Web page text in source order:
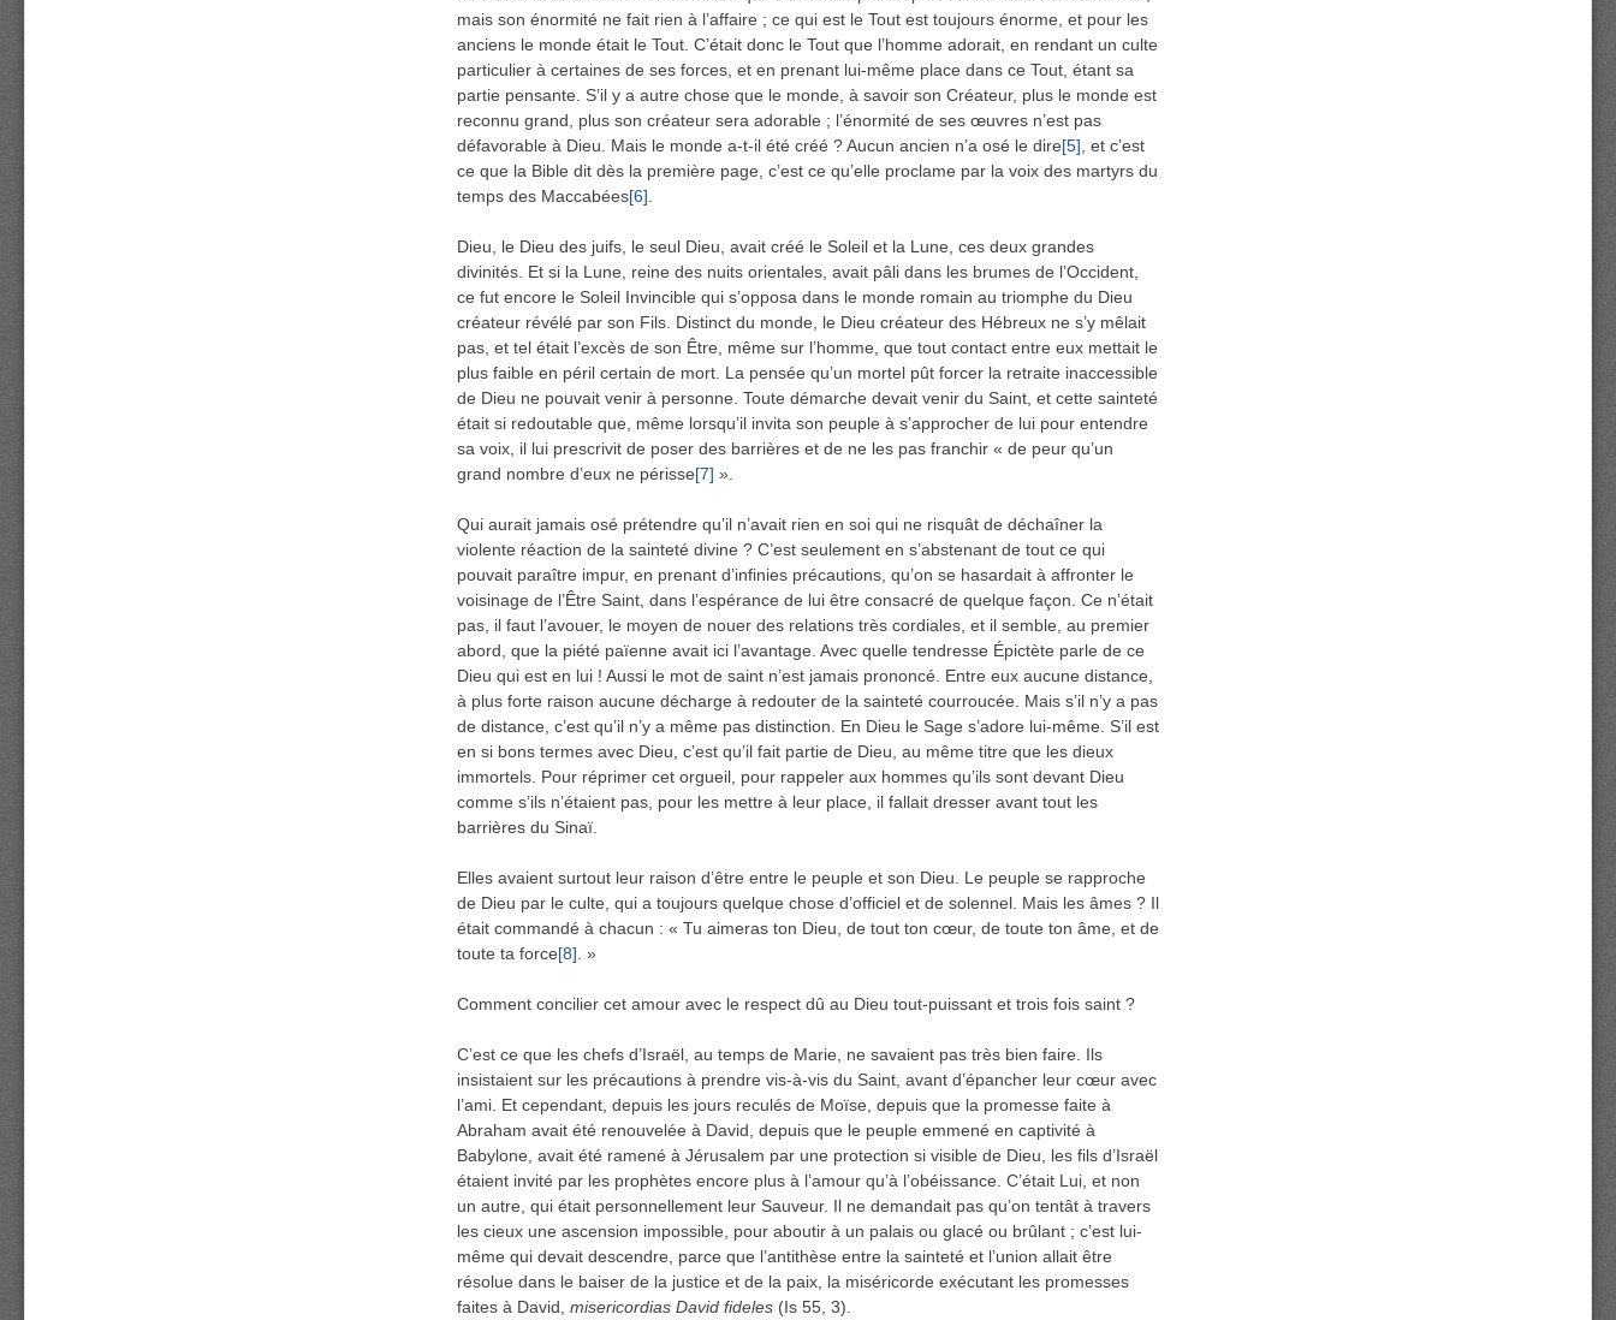
mais son énormité ne fait rien à l’affaire ; ce qui est le Tout est toujours énorme, et pour les
anciens le monde était le Tout. C’était donc le Tout que l’homme adorait, en rendant un culte
particulier à certaines de ses forces, et en prenant lui-même place dans ce Tout, étant sa
partie pensante. S’il y a autre chose que le monde, à savoir son Créateur, plus le monde est
reconnu grand, plus son créateur sera adorable ; l’énormité de ses œuvres n’est pas
défavorable à Dieu. Mais le monde a-t-il été créé ? Aucun ancien n’a osé le dire[5] , et c’est
ce que la Bible dit dès la première page, c’est ce qu’elle proclame par la voix des martyrs du
temps des Maccabées[6]
Dieu, le Dieu des juifs, le seul Dieu, avait créé le Soleil et la Lune, ces deux grandes
divinités. Et si la Lune, reine des nuits orientales, avait pâli dans les brumes de l’Occident,
ce fut encore le Soleil Invincible qui s’opposa dans le monde romain au triomphe du Dieu
créateur révélé par son Fils. Distinct du monde, le Dieu créateur des Hébreux ne s’y mêlait
pas, et tel était l’excès de son Être, même sur l’homme, que tout contact entre eux mettait le
plus faible en péril certain de mort. La pensée qu’un mortel pût forcer la retraite inaccessible
de Dieu ne pouvait venir à personne. Toute démarche devait venir du Saint, et cette sainteté
était si redoutable que, même lorsqu’il invita son peuple à s’approcher de lui pour entendre
sa voix, il lui prescrivit de poser des barrières et de ne les pas franchir « de peur qu’un
grand nombre d’eux ne périsse[7] ».
Qui aurait jamais osé prétendre qu’il n’avait rien en soi qui ne risquât de déchaîner la
violente réaction de la sainteté divine ? C’est seulement en s’abstenant de tout ce qui
pouvait paraître impur, en prenant d’infinies précautions, qu’on se hasardait à affronter le
voisinage de l’Être Saint, dans l’espérance de lui être consacré de quelque façon. Ce n’était
pas, il faut l’avouer, le moyen de nouer des relations très cordiales, et il semble, au premier
abord, que la piété païenne avait ici l’avantage. Avec quelle tendresse Épictète parle de ce
Dieu qui est en lui ! Aussi le mot de saint n’est jamais prononcé. Entre eux aucune distance,
à plus forte raison aucune décharge à redouter de la sainteté courroucée. Mais s’il n’y a pas
de distance, c’est qu’il n’y a même pas distinction. En Dieu le Sage s’adore lui-même. S’il est
en si bons termes avec Dieu, c’est qu’il fait partie de Dieu, au même titre que les dieux
immortels. Pour réprimer cet orgueil, pour rappeler aux hommes qu’ils sont devant Dieu
comme s’ils n’étaient pas, pour les mettre à leur place, il fallait dresser avant tout les
barrières du Sinaï.
Elles avaient surtout leur raison d’être entre le peuple et son Dieu. Le peuple se rapproche
de Dieu par le culte, qui a toujours quelque chose d’officiel et de solennel. Mais les âmes ? Il
était commandé à chacun : « Tu aimeras ton Dieu, de tout ton cœur, de toute ton âme, et de
toute ta force[8] . »
Comment concilier cet amour avec le respect dû au Dieu tout-puissant et trois fois saint ?
C’est ce que les chefs d’Israël, au temps de Marie, ne savaient pas très bien faire. Ils
insistaient sur les précautions à prendre vis-à-vis du Saint, avant d’épancher leur cœur avec
l’ami. Et cependant, depuis les jours reculés de Moïse, depuis que la promesse faite à
Abraham avait été renouvelée à David, depuis que le peuple emmené en captivité à
Babylone, avait été ramené à Jérusalem par une protection si visible de Dieu, les fils d’Israël
étaient invité par les prophètes encore plus à l’amour qu’à l’obéissance. C’était Lui, et non
un autre, qui était personnellement leur Sauveur. Il ne demandait pas qu’on tentât à travers
les cieux une ascension impossible, pour aboutir à un palais ou glacé ou brûlant ; c’est lui-
même qui devait descendre, parce que l’antithèse entre la sainteté et l’union allait être
résolue dans le baiser de la justice et de la paix, la miséricorde exécutant les promesses
faites à David, misericordias David fideles (Is 55, 3).